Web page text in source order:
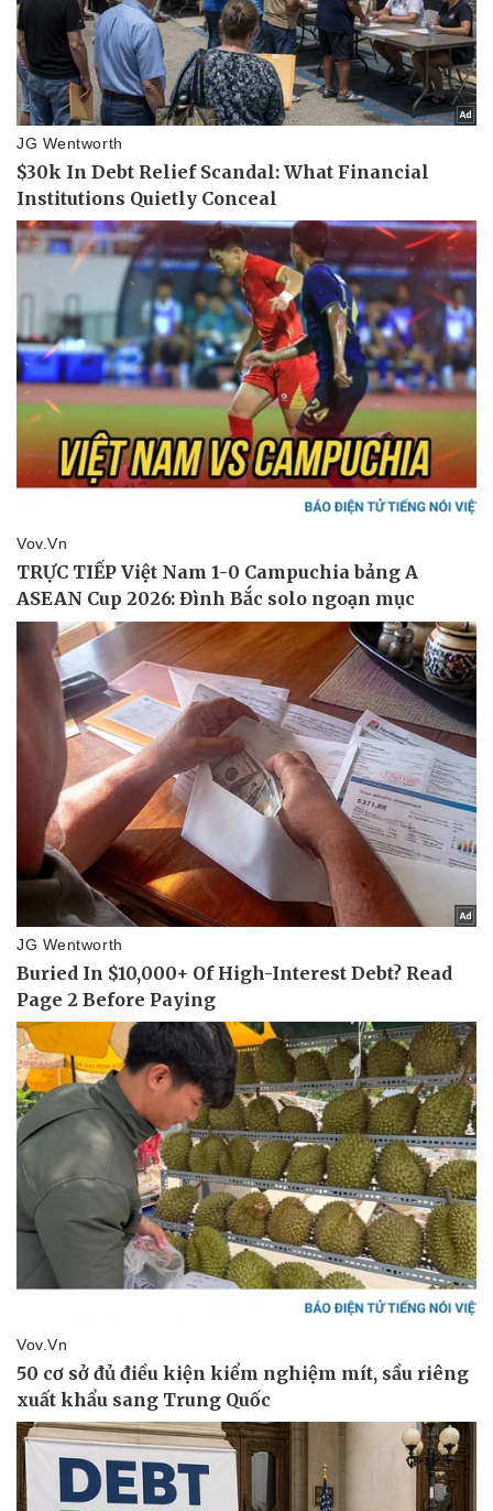
Pháp luật
Vụ án
Tin nóng
Tư vấn luật
Quân sự - Quốc phòng
Vũ khí
Việt Nam
Phân tích
Thể thao
Bóng đá
Lịch thi đấu bóng đá
Thế giới thể thao
eSports
Hậu trường
Ô tô - Xe máy
Ô tô
Xe máy
Tư vấn